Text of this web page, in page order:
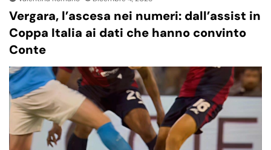
Vergara, l’ascesa nei numeri: dall’assist in
Coppa Italia ai dati che hanno convinto
Conte